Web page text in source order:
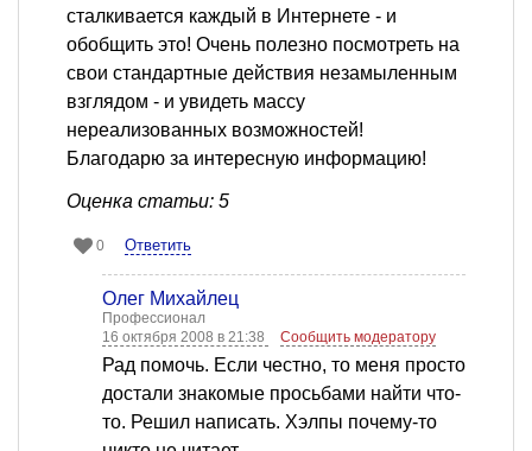
сталкивается каждый в Интернете - и
обобщить это! Очень полезно посмотреть на
свои стандартные действия незамыленным
взглядом - и увидеть массу
нереализованных возможностей!
Благодарю за интересную информацию!
Оценка статьи: 5
0 Ответить
Олег Михайлец
Профессионал
16 октября 2008 в 21:38
Сообщить модератору
Рад помочь. Если честно, то меня просто
достали знакомые просьбами найти что-
то. Решил написать. Хэлпы почему-то